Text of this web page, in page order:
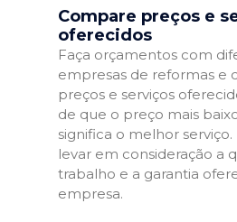
Compare preços e
oferecidos
Faça orçamentos com
empresas de reformas e
preços e serviços
de que o preço mais
significa o melhor
levar em consideração a
trabalho e a garantia
empresa.